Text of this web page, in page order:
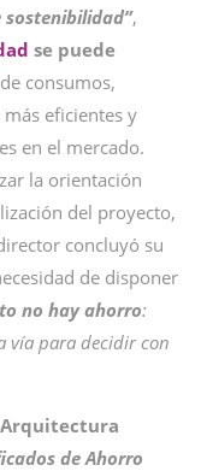
sostenibilidad”,
se puede
consumos,
eficientes y
en el mercado.
la orientación
del proyecto,
concluyó su
de disponer
no hay ahorro:
vía para decidir con
Arquitectura
de Ahorro